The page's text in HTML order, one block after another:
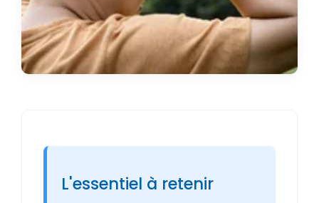
L'essentiel à retenir